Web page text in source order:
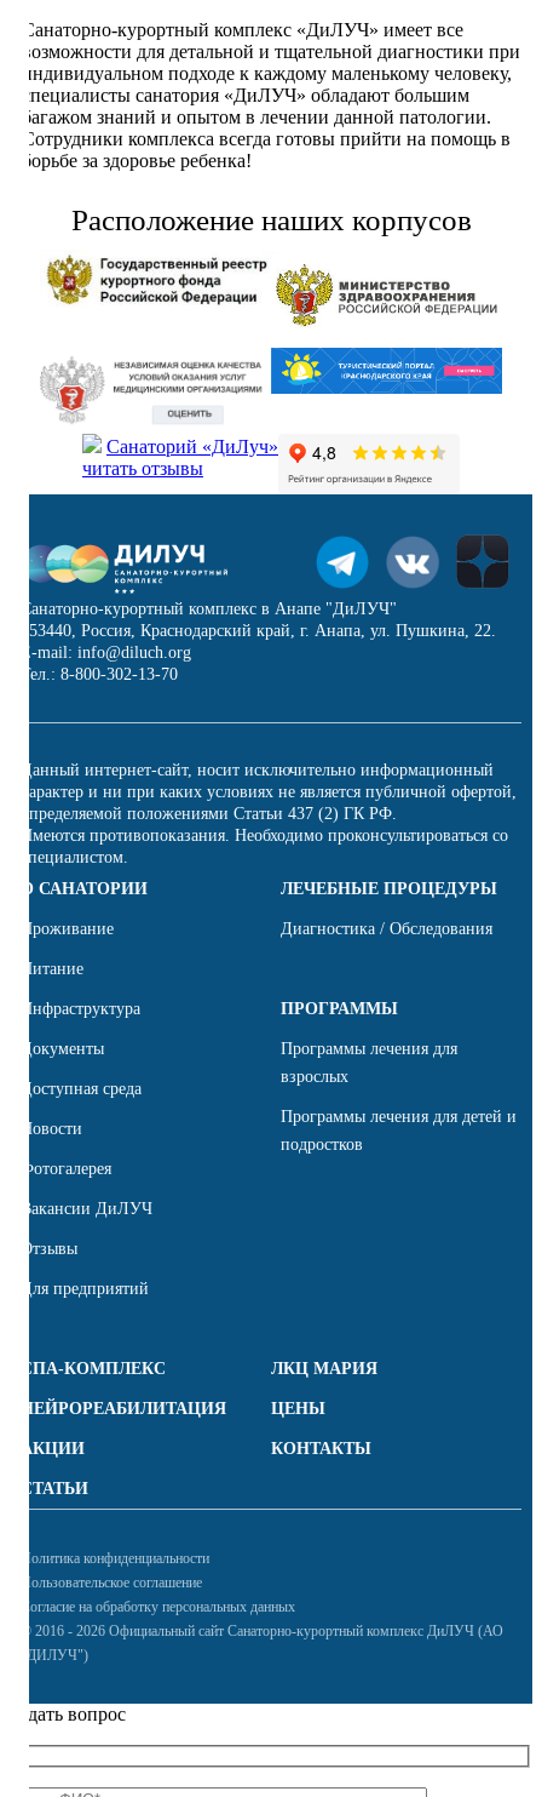
Санаторно-курортный комплекс «ДиЛУЧ» имеет все
возможности для детальной и тщательной диагностики при
индивидуальном подходе к каждому маленькому человеку,
специалисты санатория «ДиЛУЧ» обладают большим
багажом знаний и опытом в лечении данной патологии.
Сотрудники комплекса всегда готовы прийти на помощь в
борьбе за здоровье ребенка!
Расположение наших корпусов
Санаторий «ДиЛуч»
читать отзывы
Санаторно-курортный комплекс в Анапе "ДиЛУЧ"
353440, Россия, Краснодарский край, г. Анапа, ул. Пушкина, 22.
E-mail: info@diluch.org
Тел.: 8-800-302-13-70
Данный интернет-сайт, носит исключительно информационный
характер и ни при каких условиях не является публичной офертой,
определяемой положениями Статьи 437 (2) ГК РФ.
Имеются противопоказания. Необходимо проконсультироваться со
специалистом.
О САНАТОРИИ
Проживание
Питание
Инфраструктура
Документы
Доступная среда
Новости
Фотогалерея
Вакансии ДиЛУЧ
Отзывы
Для предприятий
ЛЕЧЕБНЫЕ ПРОЦЕДУРЫ
Диагностика / Обследования
ПРОГРАММЫ
Программы лечения для
взрослых
Программы лечения для детей и
подростков
СПА-КОМПЛЕКС ЛКЦ МАРИЯ
НЕЙРОРЕАБИЛИТАЦИЯ ЦЕНЫ
АКЦИИ КОНТАКТЫ
СТАТЬИ
Политика конфиденциальности
Пользовательское соглашение
Согласие на обработку персональных данных
© 2016 - 2026 Официальный сайт Санаторно-курортный комплекс ДиЛУЧ (АО
"ДИЛУЧ")
Задать вопрос